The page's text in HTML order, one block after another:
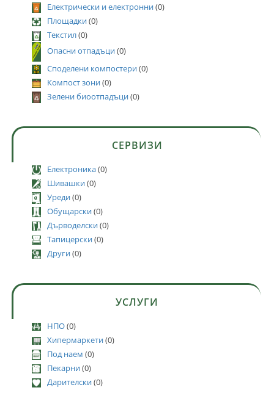
Електрически и електронни(0)
Площадки(0)
Текстил(0)
Опасни отпадъци(0)
Споделени компостери(0)
Компост зони(0)
Зелени биоотпадъци(0)
СЕРВИЗИ
Електроника(0)
Шивашки(0)
Уреди(0)
Обущарски(0)
Дърводелски(0)
Тапицерски(0)
Други(0)
УСЛУГИ
НПО(0)
Хипермаркети(0)
Под наем (0)
Пекарни(0)
Дарителски(0)